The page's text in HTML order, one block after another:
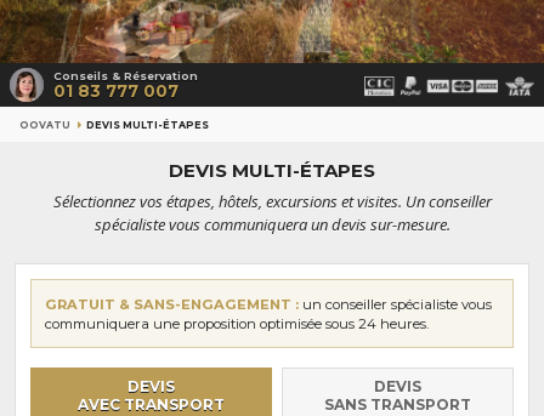
Conseils & Réservation
01 83 777 007
OOVATU DEVIS MULTI-ÉTAPES
DEVIS MULTI-ÉTAPES
Sélectionnez vos étapes, hôtels, excursions et visites. Un conseiller
spécialiste vous communiquera un devis sur-mesure.
GRATUIT & SANS-ENGAGEMENT : un conseiller spécialiste vous
communiquera une proposition optimisée sous 24 heures.
DEVIS
AVEC TRANSPORT
DEVIS
SANS TRANSPORT